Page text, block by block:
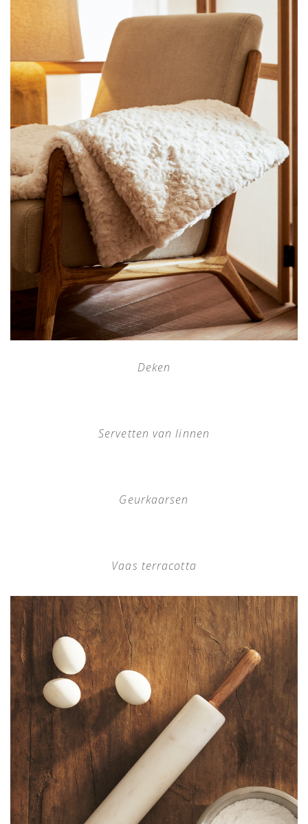
Deken
Servetten van linnen
Geurkaarsen
Vaas terracotta